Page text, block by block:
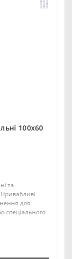
100х60
та
для
спеціального